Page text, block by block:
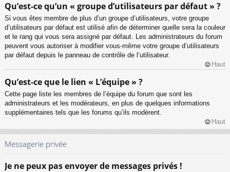
Qu’est-ce qu’un « groupe d’utilisateurs par défaut » ?
Si vous êtes membre de plus d’un groupe d’utilisateurs, votre groupe
d’utilisateurs par défaut est utilisé afin de déterminer quelle sera la couleur
et le rang qui vous sera assigné par défaut. Les administrateurs du forum
peuvent vous autoriser à modifier vous-même votre groupe d’utilisateurs
par défaut depuis le panneau de contrôle de l’utilisateur.
Haut
Qu’est-ce que le lien « L’équipe » ?
Cette page liste les membres de l’équipe du forum que sont les
administrateurs et les modérateurs, en plus de quelques informations
supplémentaires tels que les forums qu’ils modèrent.
Haut
Messagerie privée
Je ne peux pas envoyer de messages privés !